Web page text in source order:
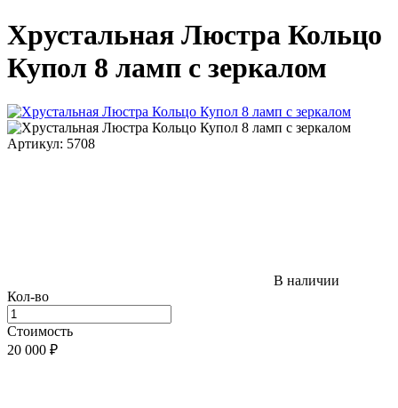
Хрустальная Люстра Кольцо
Купол 8 ламп с зеркалом
Артикул: 5708
В наличии
Кол-во
Стоимость
20 000 ₽